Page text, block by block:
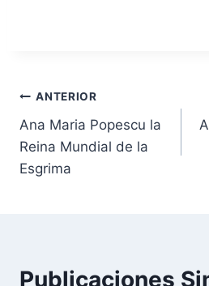
ANTERIOR
Ana Maria Popescu la
Reina Mundial de la
Esgrima
Publicaciones